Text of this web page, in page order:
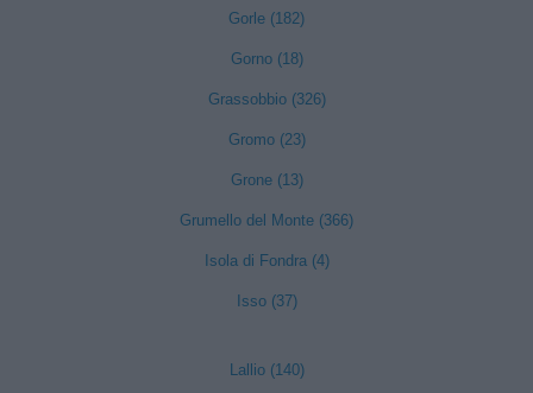
Gorle (182)
Gorno (18)
Grassobbio (326)
Gromo (23)
Grone (13)
Grumello del Monte (366)
Isola di Fondra (4)
Isso (37)
Lallio (140)